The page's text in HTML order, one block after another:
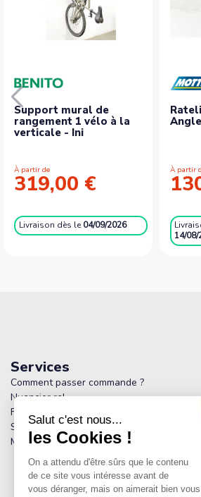
Support mural de
rangement 1 vélo à la
verticale - Ini
À partir de
319,00 €
Livraison dès le 04/09/2026
À partir
14/08/
Services
Comment passer commande ?
Nuancier ral
FAQ - Tout savoir sur Normequip :
Services et Politique de Retour
Magasins